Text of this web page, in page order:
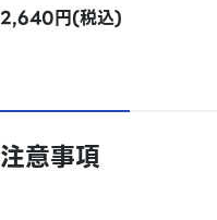
2,640円(税込)
注意事項